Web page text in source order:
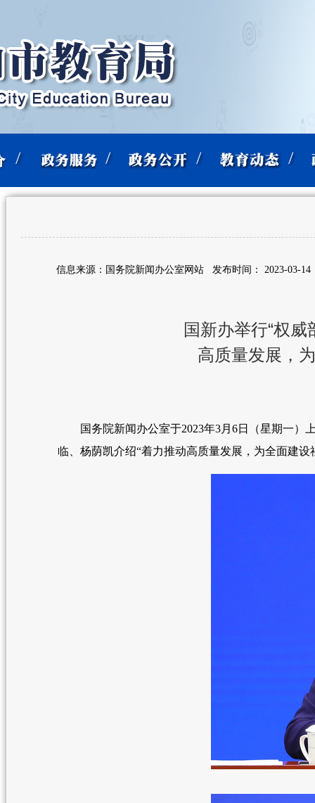
信息来源：国务院新闻办公室网站 发布时间： 2023-03-14
国新办举行“权
高质量发展，
国务院新闻办公室于2023年3月6日（星期一）上
临、杨荫凯介绍“着力推动高质量发展，为全面建